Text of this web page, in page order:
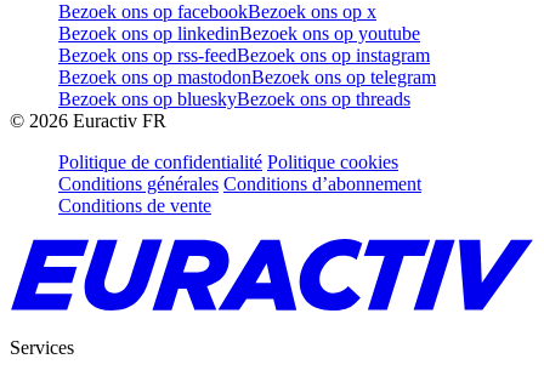
Bezoek ons op facebookBezoek ons op x
Bezoek ons op linkedinBezoek ons op youtube
Bezoek ons op rss-feedBezoek ons op instagram
Bezoek ons op mastodonBezoek ons op telegram
Bezoek ons op blueskyBezoek ons op threads
© 2026 Euractiv FR
Politique de confidentialité Politique cookies
Conditions générales Conditions d’abonnement
Conditions de vente
Services